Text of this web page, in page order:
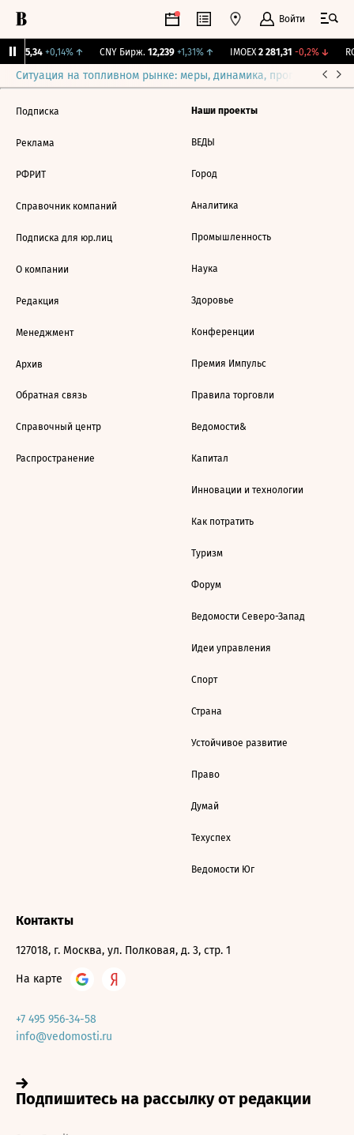
Войти
115,34 +0,14%↑ CNY Бирж. 12,239 +1,31%↑ IMOEX 2 281,31 -0,2%↓
Ситуация на топливном рынке: меры, динамика, прогнозы
Подписка
Реклама
РФРИТ
Справочник компаний
Подписка для юр.лиц
О компании
Редакция
Менеджмент
Архив
Обратная связь
Справочный центр
Распространение
Наши проекты
ВЕДЫ
Город
Аналитика
Промышленность
Наука
Здоровье
Конференции
Премия Импульс
Правила торговли
Ведомости&
Капитал
Инновации и технологии
Как потратить
Туризм
Форум
Ведомости Северо-Запад
Идеи управления
Спорт
Страна
Устойчивое развитие
Право
Думай
Техуспех
Ведомости Юг
Контакты
127018, г. Москва, ул. Полковая, д. 3, стр. 1
На карте
+7 495 956-34-58
info@vedomosti.ru